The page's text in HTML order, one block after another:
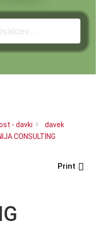
- davki
davek
CONSULTING
Print